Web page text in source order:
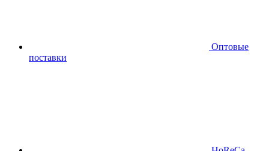
Оптовые
поставки